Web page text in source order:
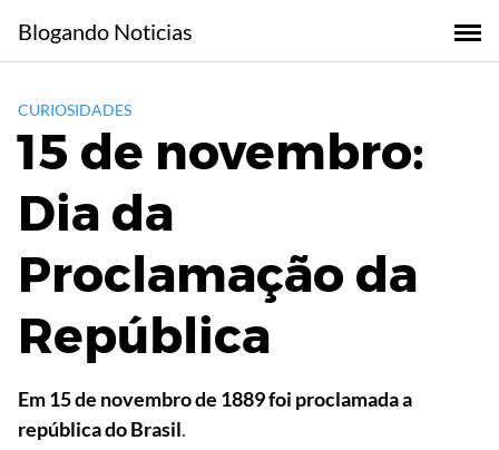
content
Blogando Noticias
CURIOSIDADES
15 de novembro:
Dia da
Proclamação da
República
Em 15 de novembro de 1889 foi proclamada a
república do Brasil.